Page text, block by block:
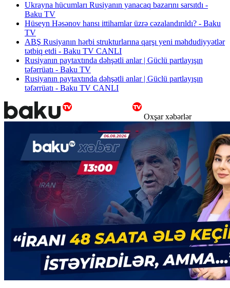
Ukrayna hücumları Rusiyanın yanacaq bazarını sarsıtdı -
Baku TV
Hüseyn Həsənov hansı ittihamlar üzrə cəzalandırıldı? - Baku
TV
ABŞ Rusiyanın hərbi strukturlarına qarşı yeni məhdudiyyətlər
tətbiq etdi - Baku TV CANLI
Rusiyanın paytaxtında dəhşətli anlar | Güclü partlayışın
təfərrüatı - Baku TV
Rusiyanın paytaxtında dəhşətli anlar | Güclü partlayışın
təfərrüatı - Baku TV CANLI
Oxşar xəbərlər